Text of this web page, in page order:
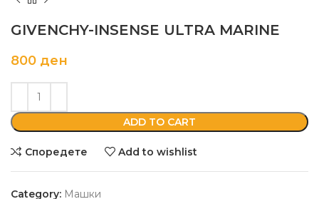
GIVENCHY-INSENSE ULTRA MARINE
800 ден
ADD TO CART
Споредете Add to wishlist
Category: Машки